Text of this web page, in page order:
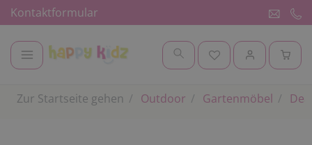
Kontaktformular
Zur Startseite gehen Outdoor Gartenmöbel